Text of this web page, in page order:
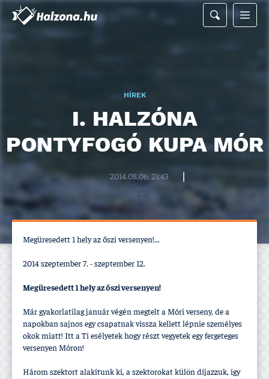
HÍREK
I. HALZÓNA
PONTYFOGÓ KUPA MÓR
2014.08.06, 21:43
Megüresedett 1 hely az őszi versenyen!...
2014 szeptember 7. - szeptember 12.
Megüresedett 1 hely az őszi versenyen!
Már gyakorlatilag január végén megtelt a Móri verseny, de a
napokban sajnos egy csapatnak vissza kellett lépnie személyes
okok miatt! Itt a Ti esélyetek hogy részt vegyetek egy fergeteges
versenyen Móron!
Három szektort alakí­tunk ki, a szektorokat külön dí­jazzuk, í­gy